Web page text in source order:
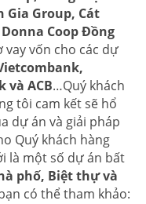
Gia Group, Cát
Coop Đồng
vốn cho các dự
và ACB…Quý khách
tôi cam kết sẽ hổ
dự án và giải pháp
Quý khách hàng
là một số dự án bất
phố, Biệt thự và
có thể tham khảo: